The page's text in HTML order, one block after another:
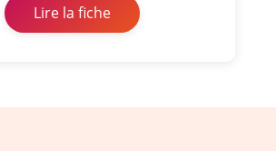
Lire la fiche